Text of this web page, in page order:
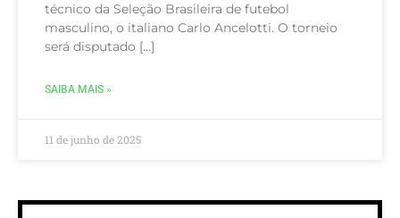
técnico da Seleção Brasileira de futebol
masculino, o italiano Carlo Ancelotti. O torneio
será disputado […]
SAIBA MAIS »
11 de junho de 2025